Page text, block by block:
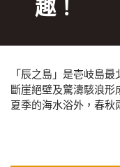
趣！
「辰之島」是壱岐島
斷崖絕壁及驚濤駭浪
夏季的海水浴外，春秋